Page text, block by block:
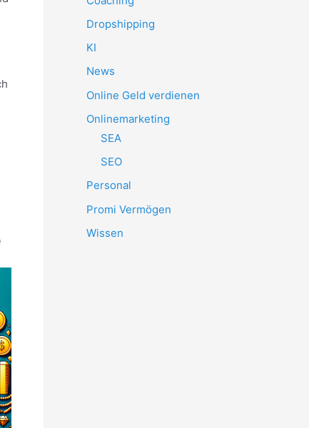
Dropshipping
KI
News
Online Geld verdienen
Onlinemarketing
SEA
SEO
Personal
Promi Vermögen
Wissen